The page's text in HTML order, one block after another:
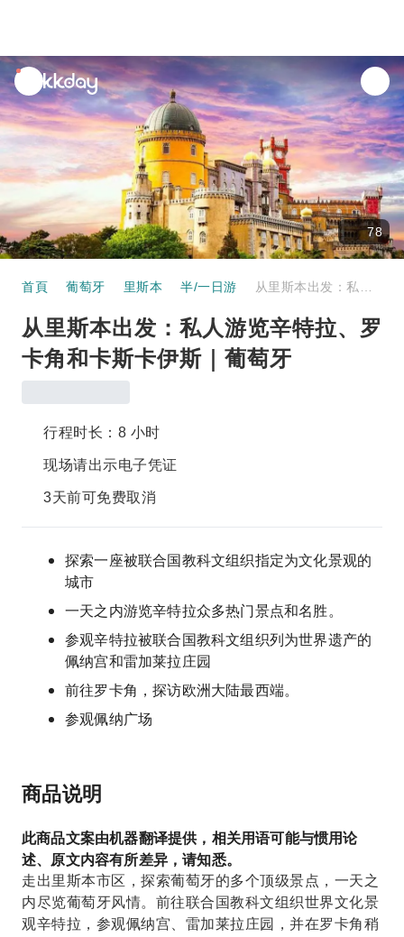
unread
notifications
78
首頁 葡萄牙 里斯本 半/一日游
从里斯本出发：私人游览辛特拉、罗
卡角和卡斯卡伊斯｜葡萄牙
行程时长：8 小时
现场请出示电子凭证
3天前可免费取消
探索一座被联合国教科文组织指定为文化景观的
城市
一天之内游览辛特拉众多热门景点和名胜。
参观辛特拉被联合国教科文组织列为世界遗产的
佩纳宫和雷加莱拉庄园
前往罗卡角，探访欧洲大陆最西端。
参观佩纳广场
商品说明
此商品文案由机器翻译提供，相关用语可能与惯用论
述、原文内容有所差异，请知悉。
走出里斯本市区，探索葡萄牙的多个顶级景点，一天之
内尽览葡萄牙风情。前往联合国教科文组织世界文化景
观辛特拉，参观佩纳宫、雷加莱拉庄园，并在罗卡角稍